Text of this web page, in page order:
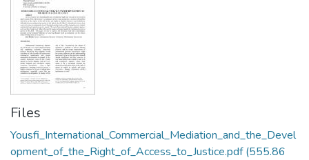
Files
Yousfi_International_Commercial_Mediation_and_the_Devel
opment_of_the_Right_of_Access_to_Justice.pdf(555.86